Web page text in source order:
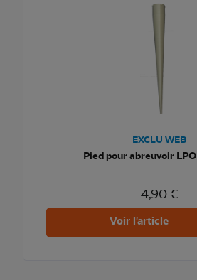
EXCLU WEB
Pied pour abreuvoir
4,90 €
Voir l'article